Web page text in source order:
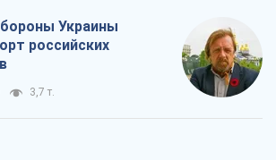
Украины
российских
3,7 т.